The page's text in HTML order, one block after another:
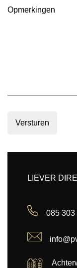
Opmerkingen
Versturen
LIEVER
085 303